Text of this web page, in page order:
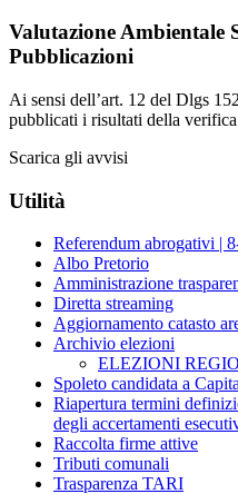
Valutazione Ambientale
Pubblicazioni
Ai sensi dell’art. 12 del Dlgs
pubblicati i risultati della
Scarica gli avvisi
Utilità
Referendum abrogativi |
Albo Pretorio
Amministrazione
Diretta streaming
Aggiornamento catasto
Archivio elezioni
ELEZIONI
Spoleto candidata a
Riapertura termini
degli accertamenti
Raccolta firme attive
Tributi comunali
Trasparenza TARI